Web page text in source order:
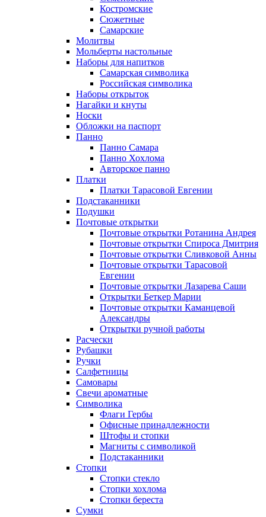
Костромские
Сюжетные
Самарские
Молитвы
Мольберты настольные
Наборы для напитков
Самарская символика
Российская символика
Наборы открыток
Нагайки и кнуты
Носки
Обложки на паспорт
Панно
Панно Самара
Панно Хохлома
Авторское панно
Платки
Платки Тарасовой Евгении
Подстаканники
Подушки
Почтовые открытки
Почтовые открытки Ротанина Андрея
Почтовые открытки Спироса Дмитрия
Почтовые открытки Сливковой Анны
Почтовые открытки Тарасовой
Евгении
Почтовые открытки Лазарева Саши
Открытки Беткер Марии
Почтовые открытки Каманцевой
Александры
Открытки ручной работы
Расчески
Рубашки
Ручки
Салфетницы
Самовары
Свечи ароматные
Символика
Флаги Гербы
Офисные принадлежности
Штофы и стопки
Магниты с символикой
Подстаканники
Стопки
Стопки стекло
Стопки хохлома
Стопки береста
Сумки